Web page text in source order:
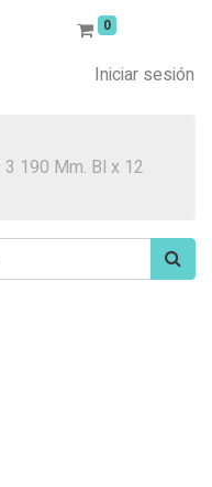
0
Iniciar sesión
190 Mm. Bl x 12